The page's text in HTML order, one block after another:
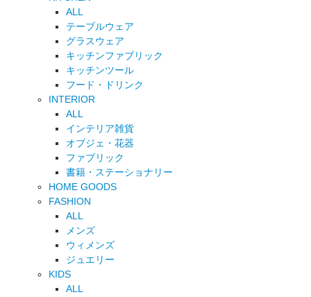
ALL
テーブルウェア
グラスウェア
キッチンファブリック
キッチンツール
フード・ドリンク
INTERIOR
ALL
インテリア雑貨
オブジェ・花器
ファブリック
書籍・ステーショナリー
HOME GOODS
FASHION
ALL
メンズ
ウィメンズ
ジュエリー
KIDS
ALL